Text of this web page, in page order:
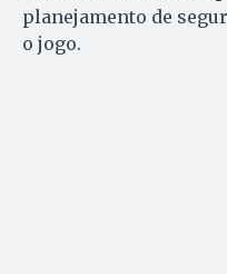
planejamento de
o jogo.